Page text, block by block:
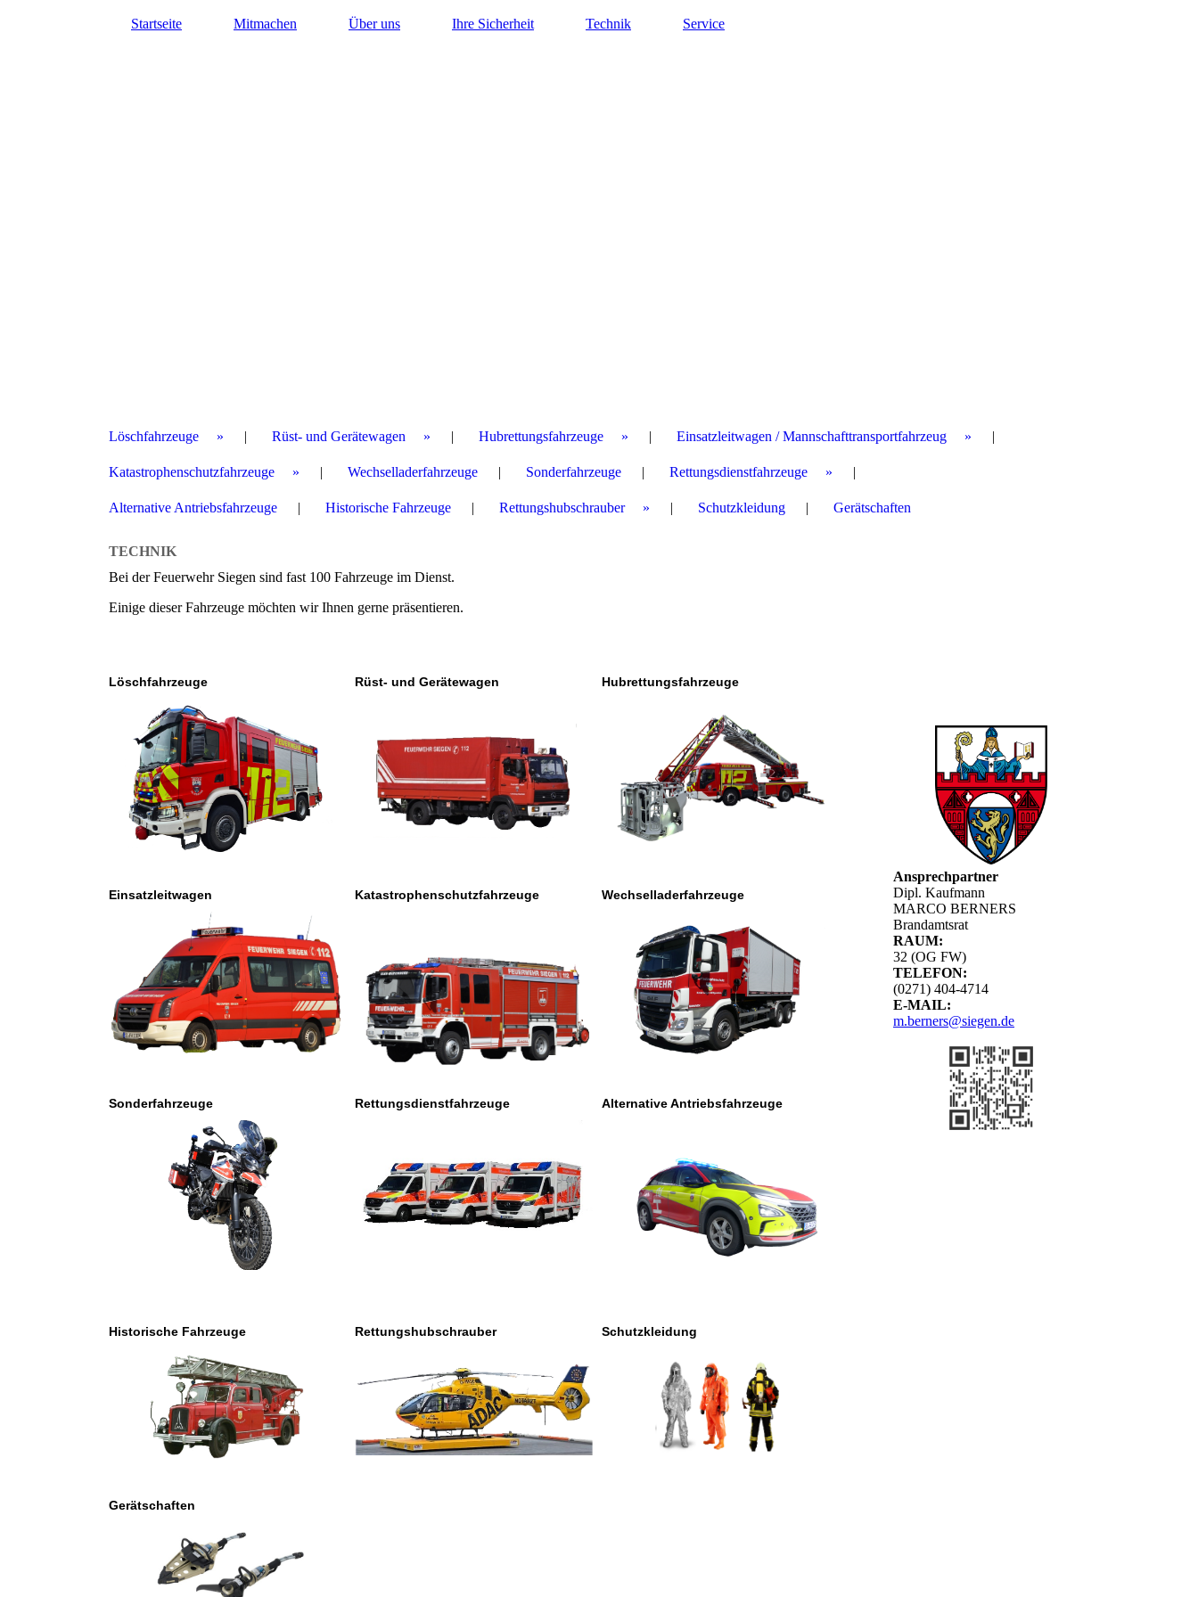
Startseite Mitmachen Über uns Ihre Sicherheit Technik Service
Löschfahrzeuge Rüst- und Gerätewagen Hubrettungsfahrzeuge Einsatzleitwagen / Mannschafttransportfahrzeug
Katastrophenschutzfahrzeuge Wechselladerfahrzeuge Sonderfahrzeuge Rettungsdienstfahrzeuge
Alternative Antriebsfahrzeuge Historische Fahrzeuge Rettungshubschrauber Schutzkleidung Gerätschaften
TECHNIK
Bei der Feuerwehr Siegen sind fast 100 Fahrzeuge im Dienst.
Einige dieser Fahrzeuge möchten wir Ihnen gerne präsentieren.
Löschfahrzeuge Rüst- und Gerätewagen Hubrettungsfahrzeuge
Einsatzleitwagen Katastrophenschutzfahrzeuge Wechselladerfahrzeuge
Sonderfahrzeuge Rettungsdienstfahrzeuge Alternative Antriebsfahrzeuge
Historische Fahrzeuge Rettungshubschrauber Schutzkleidung
Gerätschaften
Ansprechpartner
Dipl. Kaufmann
MARCO BERNERS
Brandamtsrat
RAUM:
32 (OG FW)
TELEFON:
(0271) 404-4714
E-MAIL:
m.berners@siegen.de